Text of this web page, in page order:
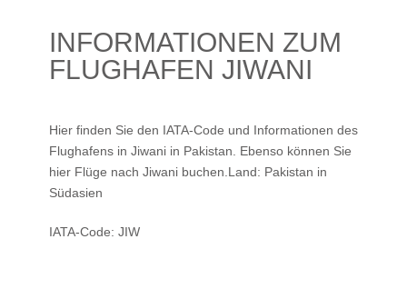
INFORMATIONEN ZUM
FLUGHAFEN JIWANI
Hier finden Sie den IATA-Code und Informationen des
Flughafens in Jiwani in Pakistan. Ebenso können Sie
hier Flüge nach Jiwani buchen.Land: Pakistan in
Südasien
IATA-Code: JIW